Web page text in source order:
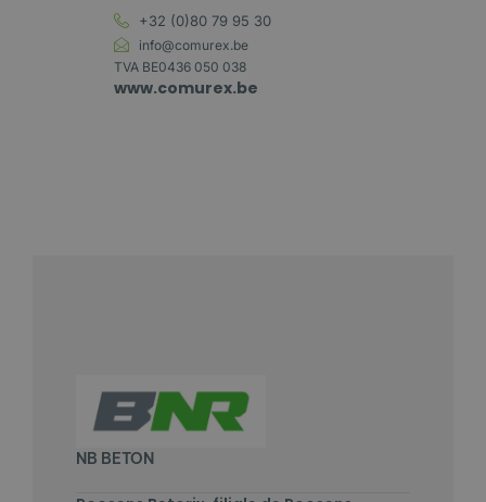
+32 (0)80 79 95 30
info@comurex.be
TVA BE0436 050 038
www.comurex.be
NB BETON